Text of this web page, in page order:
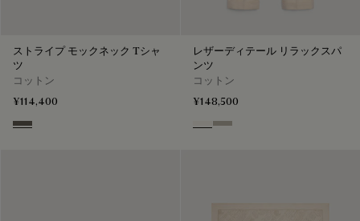
ストライプ モックネック Tシャ
ツ
コットン
¥114,400
Stripes Black & Taupe
レザーディテール リラックスパ
ンツ
コットン
¥148,500
Butter Cream
Salvia